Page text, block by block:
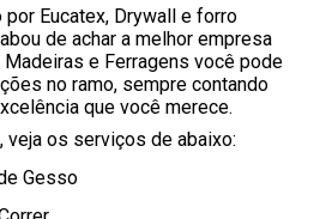
Eucatex, Drywall e forro
de achar a melhor empresa
Madeiras e Ferragens você pode
no ramo, sempre contando
que você merece.
veja os serviços de abaixo:
Gesso